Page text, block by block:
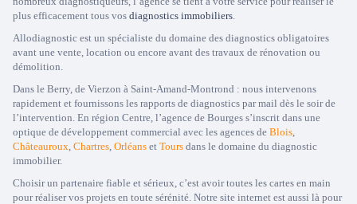
plus efficacement tous vos diagnostics immobiliers.
Allodiagnostic est un spécialiste du domaine des diagnostics obligatoires
avant une vente, location ou encore avant des travaux de rénovation ou
démolition.
Dans le Berry, de Vierzon à Saint-Amand-Montrond : nous intervenons
rapidement et fournissons les rapports de diagnostics par mail dès le soir de
l’intervention. En région Centre, l’agence de Bourges s’inscrit dans une
optique de développement commercial avec les agences de Blois,
Châteauroux, Chartres, Orléans et Tours dans le domaine du diagnostic
immobilier.
Choisir un partenaire fiable et sérieux, c’est avoir toutes les cartes en main
pour réaliser vos projets en toute sérénité. Notre site internet est aussi là pour